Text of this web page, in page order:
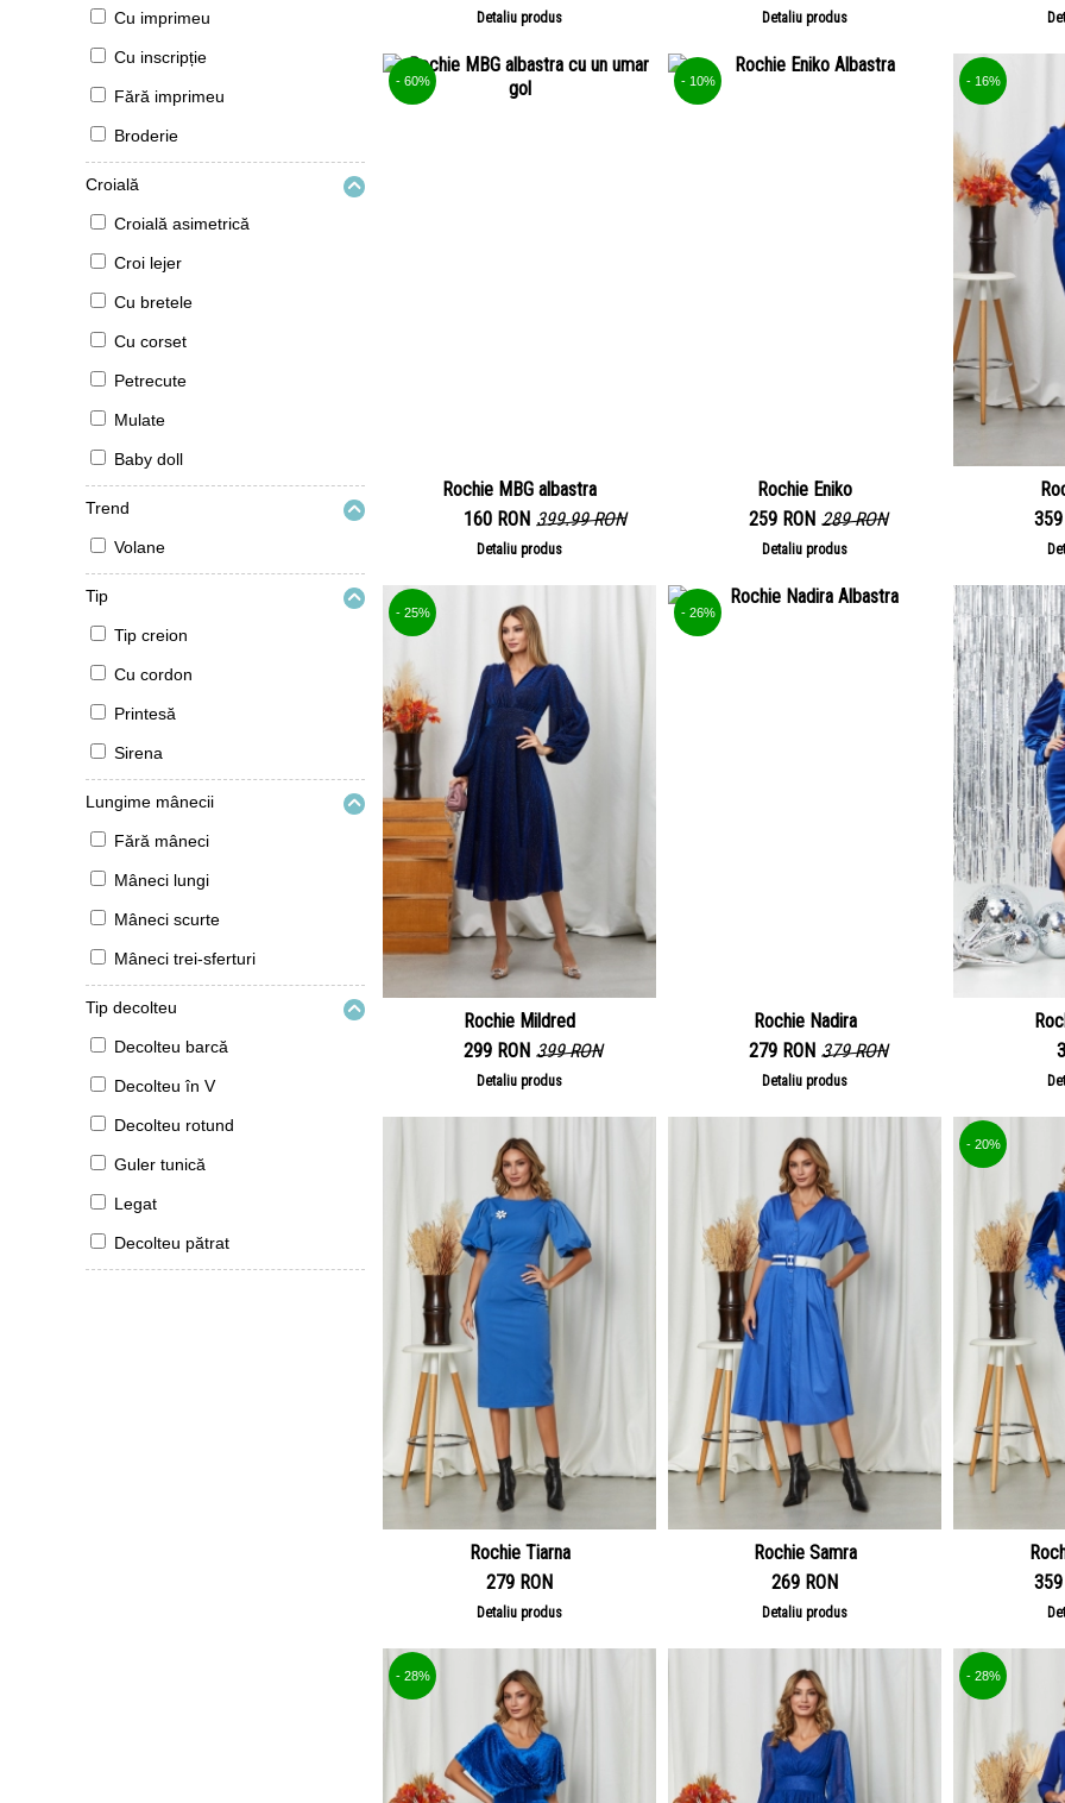
Cu imprimeu
Cu inscripție
Fără imprimeu
Broderie
Croială
Croială asimetrică
Croi lejer
Cu bretele
Cu corset
Petrecute
Mulate
Baby doll
Trend
Volane
Tip
Tip creion
Cu cordon
Printesă
Sirena
Lungime mânecii
Fără mâneci
Mâneci lungi
Mâneci scurte
Mâneci trei-sferturi
Tip decolteu
Decolteu barcă
Decolteu în V
Decolteu rotund
Guler tunică
Legat
Decolteu pătrat
Detaliu produs Detaliu produs
Rochie MBG albastra
- 60%
160 RON 399.99 RON
Detaliu produs
Rochie Eniko
- 10%
259 RON 289 RON
Detaliu produs
- 16%
359
Rochie Mildred
- 25%
299 RON 399 RON
Detaliu produs
Rochie Nadira
- 26%
279 RON 379 RON
Detaliu produs
Rochie Tiarna
279 RON
Detaliu produs
Rochie Samra
269 RON
Detaliu produs
- 20%
359
- 28% - 28%